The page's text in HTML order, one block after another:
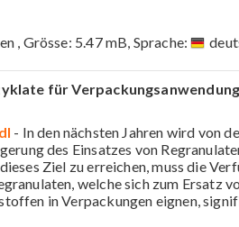
, Grösse: 5.47 mB, Sprache:
für
- In den nächsten Jahren wird von
des Einsatzes von
Ziel zu erreichen, muss die
welche sich zum Ersatz
in Verpackungen eignen,